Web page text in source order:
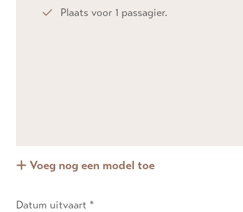
Plaats voor 1 passagier.
Voeg nog een model toe
Datum uitvaart *